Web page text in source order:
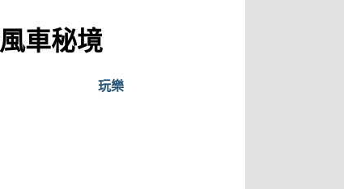
車秘境
玩樂